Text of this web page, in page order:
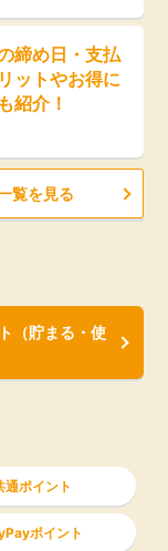
締め日・支払
ットやお得に
紹介！
覧を見る
（貯まる・使
通ポイント
ポイント